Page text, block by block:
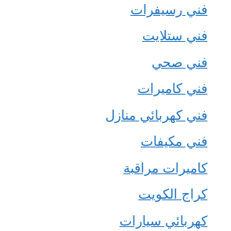
فني رسيفرات
فني ستلايت
فني صحي
فني كاميرات
فني كهربائي منازل
فني مكيفات
كاميرات مراقبة
كراج الكويت
كهربائي سيارات